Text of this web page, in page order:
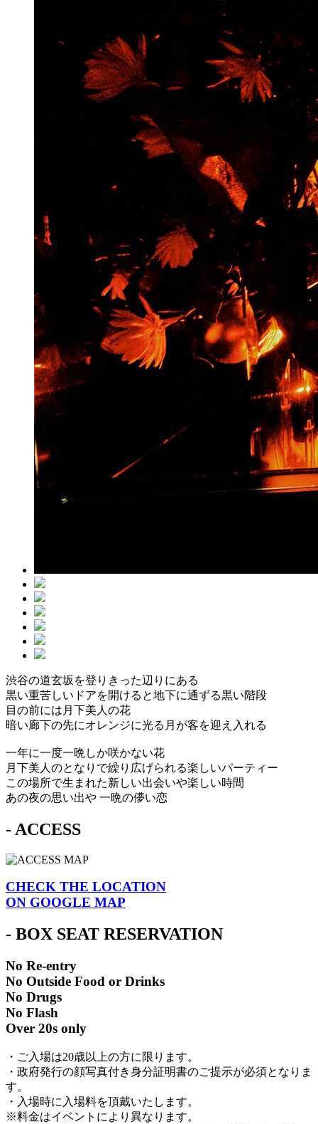
渋谷の道玄坂を登りきった辺りにある
黒い重苦しいドアを開けると地下に通ずる黒い階段
目の前には月下美人の花
暗い廊下の先にオレンジに光る月が客を迎え入れる
一年に一度一晩しか咲かない花
月下美人のとなりで繰り広げられる楽しいパーティー
この場所で生まれた新しい出会いや楽しい時間
あの夜の思い出や 一晩の儚い恋
- ACCESS
CHECK THE LOCATION
ON GOOGLE MAP
- BOX SEAT RESERVATION
No Re-entry
No Outside Food or Drinks
No Drugs
No Flash
Over 20s only
・ご入場は20歳以上の方に限ります。
・政府発行の顔写真付き身分証明書のご提示が必須となりま
す。
・入場時に入場料を頂戴いたします。
※料金はイベントにより異なります。